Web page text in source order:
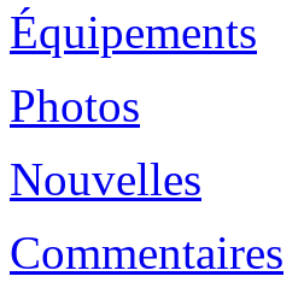
Équipements
Photos
Nouvelles
Commentaires